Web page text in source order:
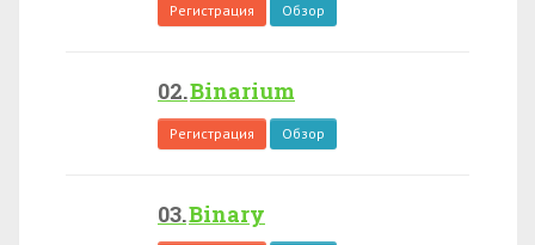
Регистрация Обзор
Binarium
Регистрация Обзор
Binary